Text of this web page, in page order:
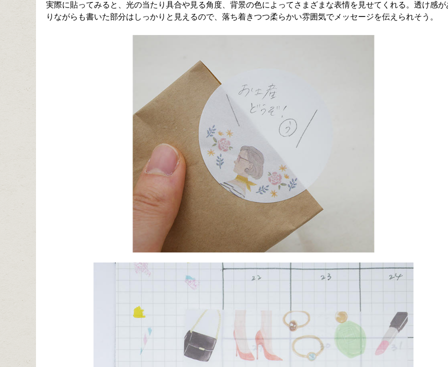
実際に貼ってみると、光の当たり具合や見る角度、背景の色によってさまざまな表情を見せてくれる。透け感が
りながらも書いた部分はしっかりと見えるので、落ち着きつつ柔らかい雰囲気でメッセージを伝えられそう。